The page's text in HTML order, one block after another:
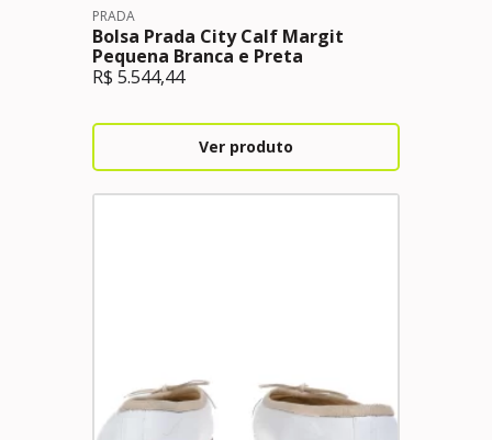
PRADA
Bolsa Prada City Calf Margit
Pequena Branca e Preta
R$ 5.544,44
Ver produto